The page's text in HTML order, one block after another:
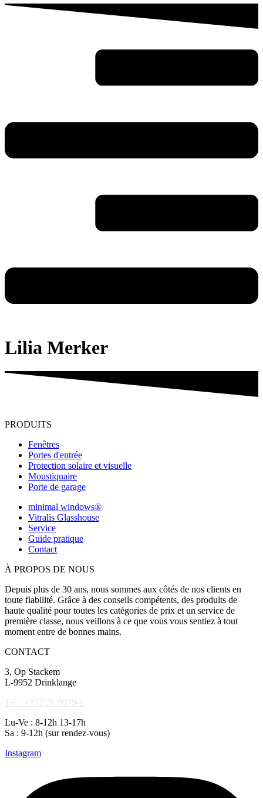
Lilia Merker
PRODUITS
Fenêtres
Portes d'entrée
Protection solaire et visuelle
Moustiquaire
Porte de garage
minimal windows®
Vitralis Glasshouse
Service
Guide pratique
Contact
À PROPOS DE NOUS
Depuis plus de 30 ans, nous sommes aux côtés de nos clients en
toute fiabilité. Grâce à des conseils compétents, des produits de
haute qualité pour toutes les catégories de prix et un service de
première classe, nous veillons à ce que vous vous sentiez à tout
moment entre de bonnes mains.
CONTACT
3, Op Stackem
L-9952 Drinklange
Tél : +352 26 9079-1
Lu-Ve : 8-12h 13-17h
Sa : 9-12h (sur rendez-vous)
Instagram